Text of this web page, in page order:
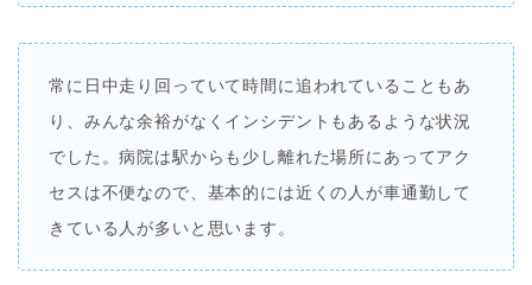
常に日中走り回っていて時間に追われていることもあ
り、みんな余裕がなくインシデントもあるような状況
でした。病院は駅からも少し離れた場所にあってアク
セスは不便なので、基本的には近くの人が車通勤して
きている人が多いと思います。